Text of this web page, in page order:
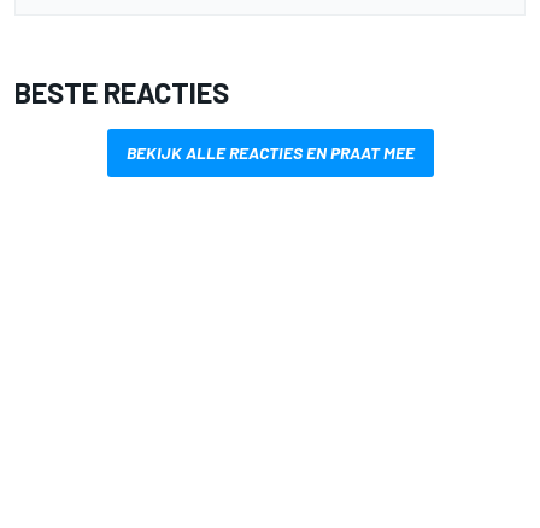
BESTE REACTIES
BEKIJK ALLE REACTIES EN PRAAT MEE